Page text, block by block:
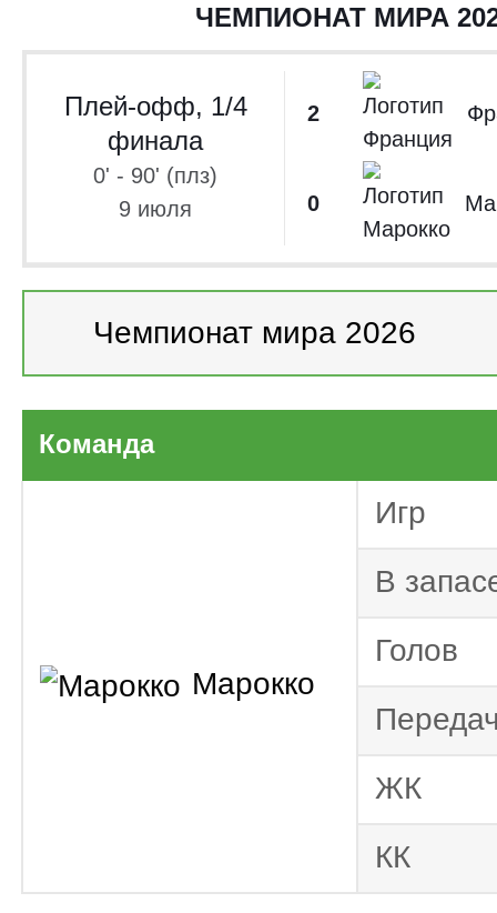
ЧЕМПИОНАТ МИРА
Плей-офф, 1/4
финала
0' - 90' (плз)
9 июля
2
0
Чемпионат мира 2026
Сборные 2026
Испания.
Кубок
Лига
Греция.
Лига
Франция.
Команда
Марокко
Игр
В
Голов
ЖК
КК